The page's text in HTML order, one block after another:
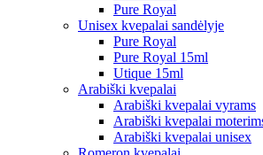
Pure Royal
Unisex kvepalai sandėlyje
Pure Royal
Pure Royal 15ml
Utique 15ml
Arabiški kvepalai
Arabiški kvepalai vyrams
Arabiški kvepalai
Arabiški kvepalai unisex